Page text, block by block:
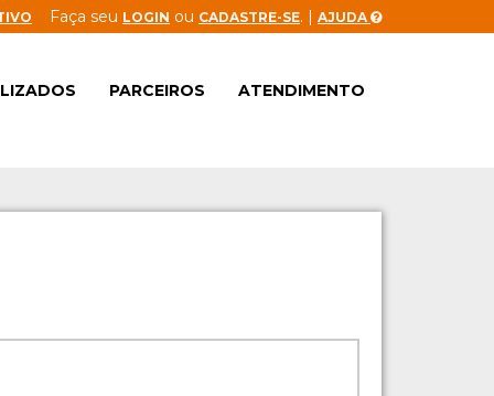
Faça seu LOGIN ou CADASTRE-SE. | AJUDA
PARCEIROS ATENDIMENTO